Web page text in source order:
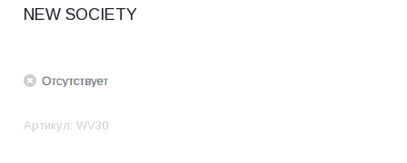
NEW SOCIETY
Артикул: WV30